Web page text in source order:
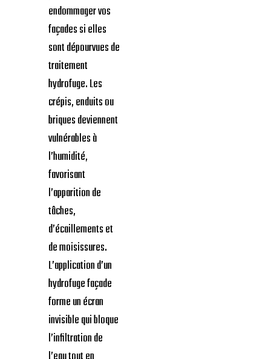
endommager vos
façades si elles
sont dépourvues de
traitement
hydrofuge. Les
crépis, enduits ou
briques deviennent
vulnérables à
l’humidité,
favorisant
l’apparition de
tâches,
d’écaillements et
de moisissures.
L’application d’un
hydrofuge façade
forme un écran
invisible qui bloque
l’infiltration de